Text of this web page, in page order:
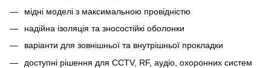
мідні моделі з максимальною провідністю
надійна ізоляція та зносостійкі оболонки
варіанти для зовнішньої та внутрішньої прокладки
доступні рішення для CCTV, RF, аудіо, охоронних систем